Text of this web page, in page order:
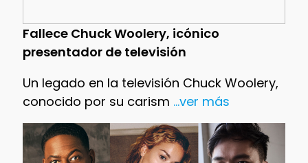
Fallece Chuck Woolery, icónico
presentador de televisión
Un legado en la televisión Chuck Woolery,
conocido por su carism ...ver más